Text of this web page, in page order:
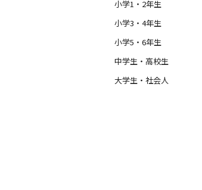
小学1・2年生
小学3・4年生
小学5・6年生
中学生・高校生
大学生・社会人